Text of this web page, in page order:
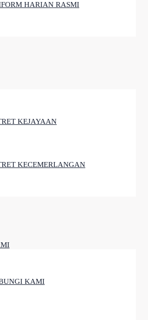
HARIAN RASMI
KEJAYAAN
KECEMERLANGAN
KAMI